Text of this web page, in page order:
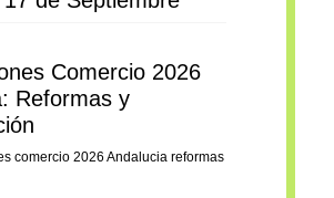
Comercio 2026
Reformas y